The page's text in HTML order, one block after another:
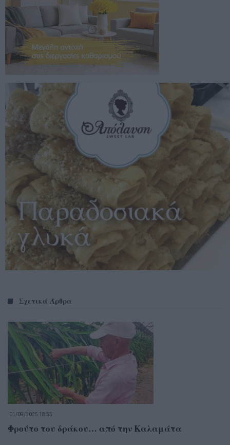
Σχετικά Άρθρα
01/09/2025 18:55
Φρούτο του δράκου… από την Καλαμάτα